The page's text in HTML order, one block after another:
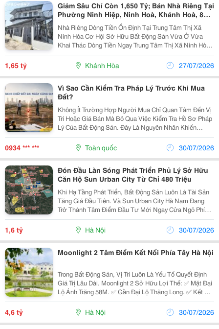
Giảm Sâu Chỉ Còn 1,650 Tỷ; Bán Nhà Riêng Tại
Phường Ninh Hiệp, Ninh Hoà, Khánh Hoà, 83,4
M²
Nhà Riêng Dòng Tiền Ổn Định Tại Trung Tâm Thị Xã
Ninh Hòa Cơ Hội Sở Hữu Bất Động Sản Vừa Ở Vừa
Khai Thác Dòng Tiền Ngay Trung Tâm Thị Xã Ninh Hòa,
Vị Trí Chiến Lược Kết Nối Đầy Đủ Tiện Ích Đô Thị. Thông
Tin Chi Tiết: Vị Trí: Khu Vực Trung Tâm...
1,65 tỷ Khánh Hòa 27/07/2026
Vì Sao Cần Kiểm Tra Pháp Lý Trước Khi Mua
Đất?
Không Ít Trường Hợp Người Mua Chỉ Quan Tâm Đến Vị
Trí Hoặc Giá Bán Mà Bỏ Qua Việc Kiểm Tra Hồ Sơ Pháp
Lý Của Bất Động Sản. Đây Là Nguyên Nhân Khiến
Nhiều Giao Dịch Phát Sinh Tranh Chấp Sau Khi Hoàn
Tất. Việc Xác Minh Giấy Chứng Nhận Quyền Sử Dụng...
0934 *** *** Toàn quốc 30/07/2026
Đón Đầu Làn Sóng Phát Triển Phủ Lý Sở Hữu
Căn Hộ Sun Urban City Từ Chỉ 480 Triệu
Khi Hạ Tầng Phát Triển, Bất Động Sản Luôn Là Tài Sản
Tăng Giá Đầu Tiên. Và Sun Urban City Hà Nam Đang
Trở Thành Tâm Điểm Đầu Tư Mới Ngay Cửa Ngõ Phía
Nam Thủ Đô. ✨ Chỉ Từ 480 Triệu Vốn Tự Có , Anh/Chị
Đã Có Cơ Hội Sở Hữu Căn Duplex 3Pn &Ndash;...
1,6 tỷ Hà Nội 30/07/2026
Moonlight 2 Tâm Điểm Kết Nối Phía Tây Hà Nội
Trong Bất Động Sản, Vị Trí Luôn Là Yếu Tố Quyết Định
Giá Trị Lâu Dài. Moonlight 2 Sở Hữu Lợi Thế: ✅ Mặt Đại
Lộ Ánh Trăng 58M. ✅ Gần Đại Lộ Thăng Long. ✅ Kết Nối
Vành Đai 3.5. ✅ Liền Kề Đường 70. ✅ Thuận Tiện Di
Chuyển Về Mỹ Đình, Nam Từ Liêm Và Các...
4,6 tỷ Hà Nội 30/07/2026